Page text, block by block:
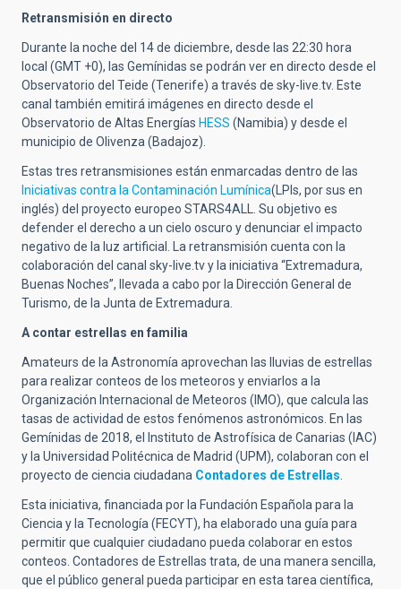
Retransmisión en directo
Durante la noche del 14 de diciembre, desde las 22:30 hora
local (GMT +0), las Gemínidas se podrán ver en directo desde el
Observatorio del Teide (Tenerife) a través de sky-live.tv. Este
canal también emitirá imágenes en directo desde el
Observatorio de Altas Energías HESS (Namibia) y desde el
municipio de Olivenza (Badajoz).
Estas tres retransmisiones están enmarcadas dentro de las
Iniciativas contra la Contaminación Lumínica(LPIs, por sus en
inglés) del proyecto europeo STARS4ALL. Su objetivo es
defender el derecho a un cielo oscuro y denunciar el impacto
negativo de la luz artificial. La retransmisión cuenta con la
colaboración del canal sky-live.tv y la iniciativa “Extremadura,
Buenas Noches”, llevada a cabo por la Dirección General de
Turismo, de la Junta de Extremadura.
A contar estrellas en familia
Amateurs de la Astronomía aprovechan las lluvias de estrellas
para realizar conteos de los meteoros y enviarlos a la
Organización Internacional de Meteoros (IMO), que calcula las
tasas de actividad de estos fenómenos astronómicos. En las
Gemínidas de 2018, el Instituto de Astrofísica de Canarias (IAC)
y la Universidad Politécnica de Madrid (UPM), colaboran con el
proyecto de ciencia ciudadana Contadores de Estrellas
Esta iniciativa, financiada por la Fundación Española para la
Ciencia y la Tecnología (FECYT), ha elaborado una guía para
permitir que cualquier ciudadano pueda colaborar en estos
conteos. Contadores de Estrellas trata, de una manera sencilla,
que el público general pueda participar en esta tarea científica,